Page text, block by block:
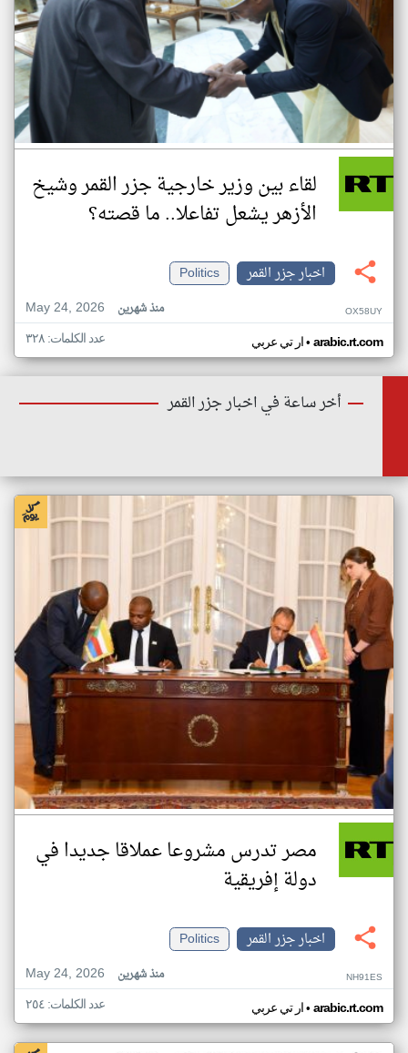
لقاء بين وزير خارجية جزر القمر وشيخ
الأزهر يشعل تفاعلا.. ما قصته؟
اخبار جزر القمر
Politics
May 24, 2026
منذ شهرين OX58UY
ار تي عربي• arabic.rt.com عدد الكلمات: ٣٢٨
أخر ساعة في اخبار جزر القمر
مصر تدرس مشروعا عملاقا جديدا في
دولة إفريقية
اخبار جزر القمر
Politics
May 24, 2026
منذ شهرين NH91ES
ار تي عربي• arabic.rt.com عدد الكلمات: ٢٥٤